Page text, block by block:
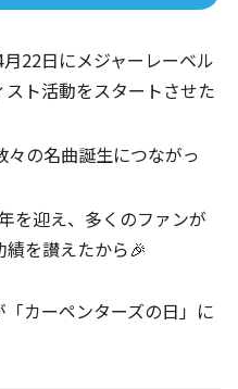
22日にメジャーレーベル
ト活動をスタートさせた
々の名曲誕生につながっ
を迎え、多くのファンが
を讃えたから🎉
カーペンターズの日」に